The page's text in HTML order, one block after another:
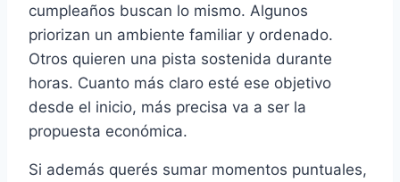
cumpleaños buscan lo mismo. Algunos
priorizan un ambiente familiar y ordenado.
Otros quieren una pista sostenida durante
horas. Cuanto más claro esté ese objetivo
desde el inicio, más precisa va a ser la
propuesta económica.
Si además querés sumar momentos puntuales,